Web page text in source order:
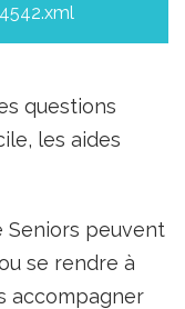
questions
les aides
Seniors peuvent
se rendre à
accompagner